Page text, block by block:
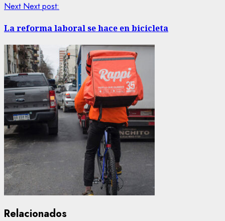
Next Next post:
La reforma laboral se hace en bicicleta
Relacionados